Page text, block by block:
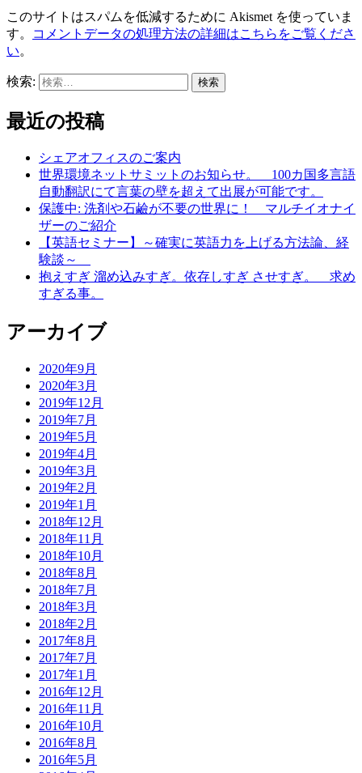
このサイトはスパムを低減するために Akismet を使っていま
す。
コメントデータの処理方法の詳細はこちらをご覧くださ
い。
検索:
最近の投稿
シェアオフィスのご案内
世界環境ネットサミットのお知らせ。 100カ国多言語
自動翻訳にて言葉の壁を超えて出展が可能です。
保護中: 洗剤や石鹼が不要の世界に！ マルチイオナイ
ザーのご紹介
【英語セミナー】～確実に英語力を上げる方法論、経
験談～
抱えすぎ 溜め込みすぎ。依存しすぎ させすぎ。 求め
すぎる事。
アーカイブ
2020年9月
2020年3月
2019年12月
2019年7月
2019年5月
2019年4月
2019年3月
2019年2月
2019年1月
2018年12月
2018年11月
2018年10月
2018年8月
2018年7月
2018年3月
2018年2月
2017年8月
2017年7月
2017年1月
2016年12月
2016年11月
2016年10月
2016年8月
2016年5月